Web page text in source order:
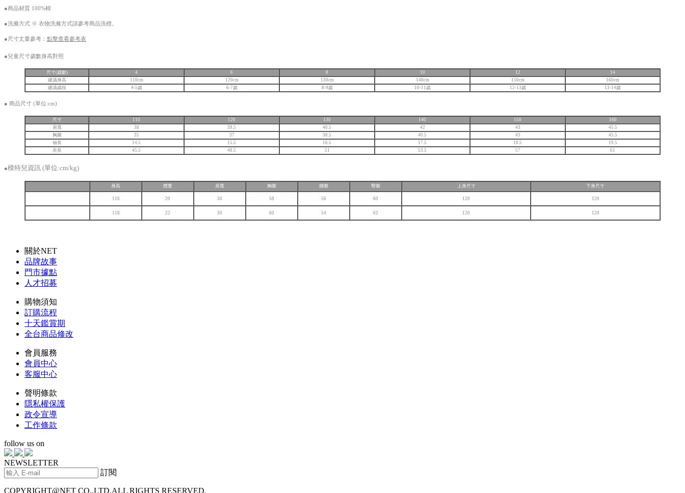
●商品材質 100%棉
●洗滌方式 ※ 衣物洗滌方式請參考商品洗標。
●尺寸丈量參考： 點擊查看參考表
●兒童尺寸歲數身高對照
尺寸(歲數) 4 6 8 10 12
14
建議身高
110cm 120cm 130cm 140cm 150cm
160cm
建議歲段
4-5歲 6-7歲 8-9歲 10-11歲 12-13歲 13-14歲
● 商品尺寸 (單位:cm)
尺寸 110 120 130 140 150
160
肩寬
38 39.5 40.5 42 43
45.5
胸圍
35 37 38.5 40.5 43
45.5
袖長
14.5 15.5 16.5 17.5 18.5
19.5
衣長
45.5 48.5 51 53.5 57 61
●模特兒資訊 (單位:cm/kg)
身高 體重 肩寬 胸圍 腰圍 臀圍 上身尺寸 下身 尺寸
116 20 30 58 56 60 120 120
118 22 30 60 54 62 120 120
關於NET
品牌故事
門市據點
人才招募
購物須知
訂購流程
十天鑑賞期
全台商品修改
會員服務
會員中心
客服中心
聲明條款
隱私權保護
政令宣導
工作條款
follow us on
NEWSLETTER
訂閱
COPYRIGHT@NET CO.,LTD.ALL RIGHTS RESERVED.